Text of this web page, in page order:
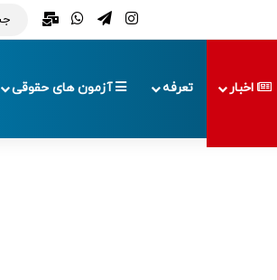
اینستاگرام
تلگرامواتس آپ
ایمیل
اخبار تعرفه آزمون های حقوقی